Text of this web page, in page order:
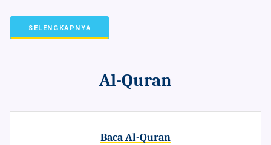
SELENGKAPNYA
Al-Quran
Baca Al-Quran